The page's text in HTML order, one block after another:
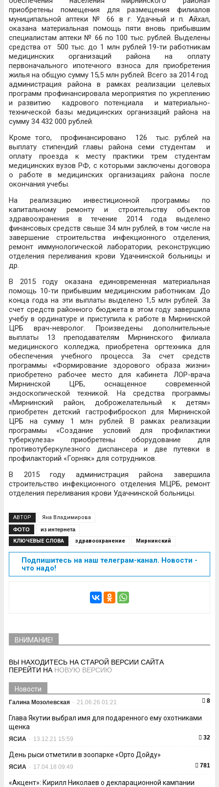
приобретены помещения для размещения филиалов
муниципальной аптеки № 66 в г. Удачный и п. Айхал,
оказана материальная помощь пяти вновь прибывшим
специалистам аптеки № 66 по 100 тыс. рублей. Выделены
средства от 500 тыс. до 1 млн рублей 19-ти работникам
медицинских организаций района на оплату
первоначального ипотечного взноса для приобретения
жилья на общую сумму 15,5 млн рублей. Всего за 2014 год
администрация района в рамках реализации целевых
программ профинансировала мероприятия по укреплению
и развитию кадрового потенциала и материально-
технической базы медицинских организаций района на
сумму 34 432 000 рублей.
Кроме того, профинансировано 126 тыс. рублей на
выплату стипендий главы района семи студентам и
оплату проезда к месту практики трем студентам
медицинских вузов РФ, с которыми заключены договора
о работе в медицинских организациях района после
окончания учебы.
На реализацию инвестиционной программы по
капитальному ремонту и строительству объектов
здравоохранения в течение 2014 года выделено
финансовых средств свыше 34 млн рублей, в том числе на
завершение строительства инфекционного отделения,
ремонт иммунологической лаборатории, реконструкцию
отделения переливания крови Удачнинской больницы и
др.
В 2015 году оказана единовременная материальная
помощь 10-ти прибывшим медицинским работникам. До
конца года на эти выплаты выделено 1,5 млн рублей. За
счет средств районного бюджета в этом году завершила
учебу в ординатуре и приступила к работе в Мирнинской
ЦРБ врач-невролог. Произведены дополнительные
выплаты 13 преподавателям Мирнинского филиала
медицинского колледжа, приобретена оргтехника для
обеспечения учебного процесса. За счет средств
программы «Формирование здорового образа жизни»
приобретено рабочее место для кабинета ЛОР-врача
Мирнинской ЦРБ, оснащенное современной
эндоскопической техникой. На средства программы
«Мирнинский район, доброжелательный к детям»
приобретен детский гастрофиброскоп для Мирнинской
ЦРБ на сумму 1 млн рублей. В рамках реализации
программы «Создание условий для профилактики
туберкулеза» приобретены оборудование для
противотуберкулезного диспансера и две путевки в
профилакторий «Горняк» для сотрудников.
В 2015 году администрация района завершила
строительство инфекционного отделения МЦРБ, ремонт
отделения переливания крови Удачнинской больницы.
АВТОР Яна Владимирова
ФОТО из интернета
КЛЮЧЕВЫЕ СЛОВА здравоохранение Мирнинский
Подпишитесь на наш телеграм-канал. Новости -
что надо!
ВНИМАНИЕ!
ВЫ НАХОДИТЕСЬ НА СТАРОЙ ВЕРСИИ САЙТА
ПЕРЕЙТИ НА НОВУЮ ВЕРСИЮ
Новости
Галина Мозолевская - 21.06.26 01:21 8
Глава Якутии выбрал имя для подаренного ему охотниками
щенка
ЯСИА - 13.12.21 15:59 32
День рыси отметили в зоопарке «Орто Дойду»
ЯСИА - 17.04.18 09:49 781
«Акцент»: Кирилл Николаев о декларационной кампании